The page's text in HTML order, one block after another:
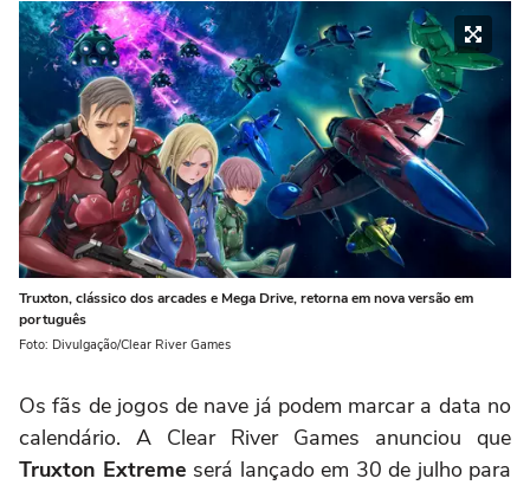
Truxton, clássico dos arcades e Mega Drive, retorna em nova versão em
português
Foto: Divulgação/Clear River Games
Os fãs de jogos de nave já podem marcar a data no
calendário. A Clear River Games anunciou que
Truxton Extreme será lançado em 30 de julho para